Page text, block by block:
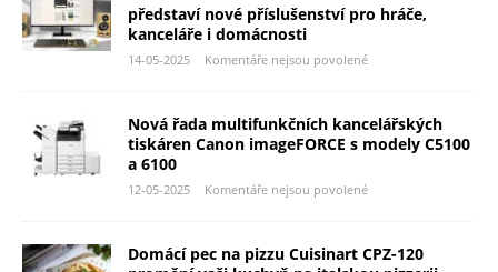
představí nové příslušenství pro hráče,
kanceláře i domácnosti
14-05-2025 Komentáře nejsou povolené
Nová řada multifunkčních kancelářských
tiskáren Canon imageFORCE s modely C5100
a 6100
12-05-2025 Komentáře nejsou povolené
Domácí pec na pizzu Cuisinart CPZ-120